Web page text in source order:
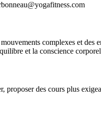
complexes et
et la conscience
des cours plus